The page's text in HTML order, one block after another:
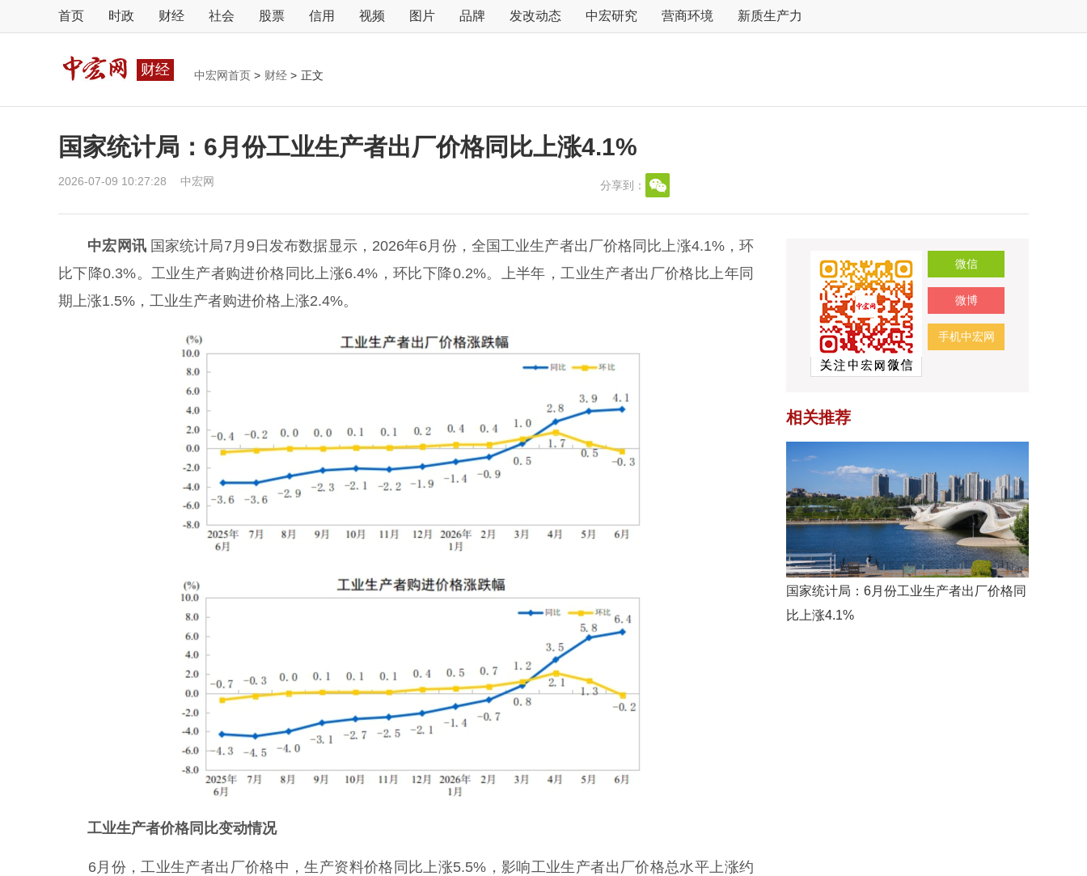
首页 时政 财经 社会 股票 信用 视频 图片 品牌 发改动态 中宏研究 营商环境 新质生产力
财经 中宏网首页 > 财经 > 正文
国家统计局：6月份工业生产者出厂价格同比上涨4.1%
2026-07-09 10:27:28 中宏网 分享到：
中宏网讯 国家统计局7月9日发布数据显示，2026年6月份，全国工业生产者出厂价格同比上涨4.1%，环
比下降0.3%。工业生产者购进价格同比上涨6.4%，环比下降0.2%。上半年，工业生产者出厂价格比上年同
期上涨1.5%，工业生产者购进价格上涨2.4%。
工业生产者价格同比变动情况
6月份，工业生产者出厂价格中，生产资料价格同比上涨5.5%，影响工业生产者出厂价格总水平上涨约
微信
微博
手机中宏网
相关推荐
国家统计局：6月份工业生产者出厂价格同
比上涨4.1%